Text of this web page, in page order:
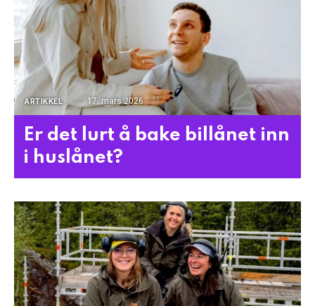
ARTIKKEL 17. mars 2026
Er det lurt å bake billånet inn
i huslånet?